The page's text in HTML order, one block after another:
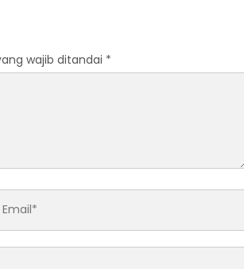
wajib ditandai *